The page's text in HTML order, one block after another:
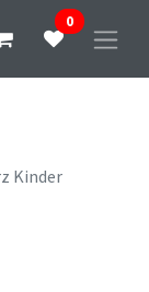
0
Kinder